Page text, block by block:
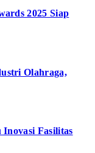
2025 Siap
Olahraga,
Inovasi Fasilitas